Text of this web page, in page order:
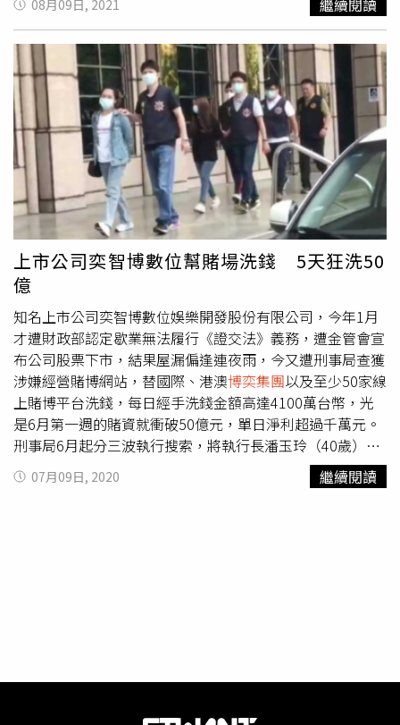
現，組頭所使用的帳戶竟是兩名海巡署小兵所有，「小兵怎
麼有本事操控線上博弈？」今年初，高雄一名賭客下注賭馬
贏得彩金卻拿不到錢，憤而報案，警方追查後發現，人頭帳
戶竟是海巡署的士兵所有。（圖／示意圖，非當事網站）兩
名小兵到案製作筆錄時，娓娓道出洪男「租借帳戶」的始
末。警方研判，海巡署及洪男應該很快就會收到風聲，於是
提前大動作展開搜索逮捕行動。海巡署表示，高雄市刑大逮
人前，海巡署已先透過政風單位了解案情，並主動聯繫檢察
機關，對於同仁涉及不法深表遺憾。海巡署強調，因全案已
進入司法程序，基於偵查不公開原則，無法透露相關細節，
但絕對會秉持勿枉勿縱、絕不寬貸的原則，全力地配合檢警
的偵辦作業。
08月09日, 2021 繼續閱讀
上市公司奕智博數位幫賭場洗錢 5天狂洗50
億
知名上市公司奕智博數位娛樂開發股份有限公司，今年1月
才遭財政部認定歇業無法履行《證交法》義務，遭金管會宣
布公司股票下市，結果屋漏偏逢連夜雨，今又遭刑事局查獲
涉嫌經營賭博網站，替國際、港澳博奕集團以及至少50家線
上賭博平台洗錢，每日經手洗錢金額高達4100萬台幣，光
是6月第一週的賭資就衝破50億元，單日淨利超過千萬元。
刑事局6月起分三波執行搜索，將執行長潘玉玲（40歲）、
林姓總經理（35歲）及公司幹部共17人帶回，檢方訊後將
潘女聲押獲准，其餘幹部5至10萬交保。刑事局偵查第7大
腦19台、行動電話87支、大陸門號SIM卡57張、門號申請書
07月09日, 2020 繼續閱讀